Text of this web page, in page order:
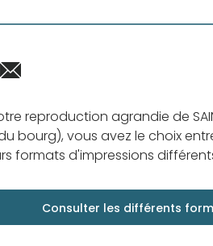
reproduction agrandie de
bourg), vous avez le choix
formats d'impressions
Consulter les différents